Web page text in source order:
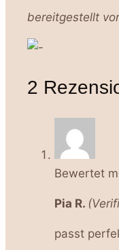
bereitgestellt
2
Bewertet
Pia R.
passt